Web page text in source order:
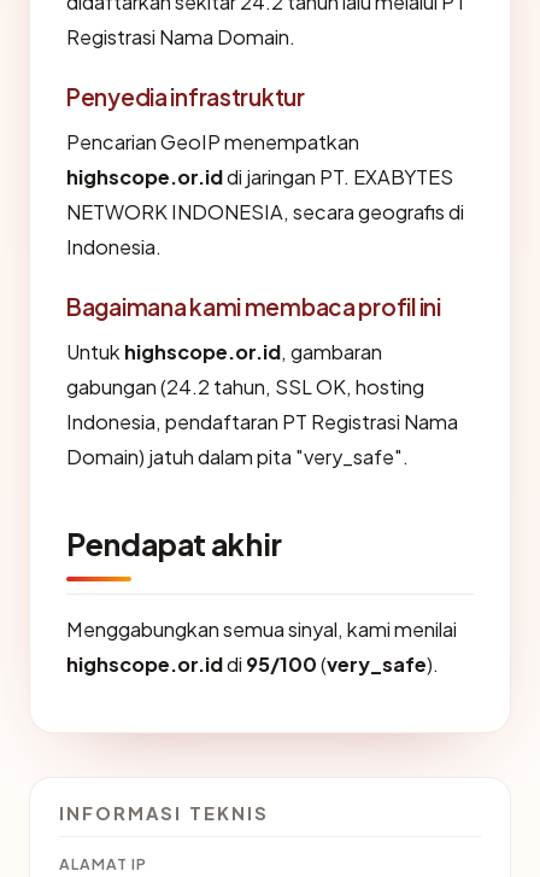
Registrasi Nama Domain.
Penyedia infrastruktur
Pencarian GeoIP menempatkan
highscope.or.iddi jaringan PT. EXABYTES
NETWORK INDONESIA, secara geografis di
Indonesia.
Bagaimana kami membaca profil ini
Untuk highscope.or.id, gambaran
gabungan (24.2 tahun, SSL OK, hosting
Indonesia, pendaftaran PT Registrasi Nama
Domain) jatuh dalam pita "very_safe".
Pendapat akhir
Menggabungkan semua sinyal, kami menilai
highscope.or.iddi 95/100(very_safe).
INFORMASI TEKNIS
ALAMAT IP